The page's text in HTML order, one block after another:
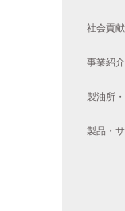
社会貢
事業紹介
製油所
製品・